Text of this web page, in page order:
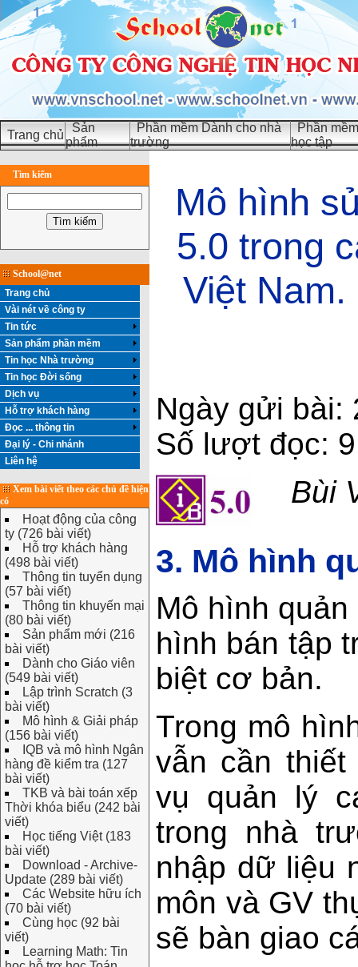
Trang chủ
Sản
phẩm
Phần mềm Dành cho nhà
trường
Phần
học tập
Tìm kiếm
School@net
Trang chủ
Vài nét về công ty
Tin tức
Sản phẩm phần mềm
Tin học Nhà trường
Tin học Đời sống
Dịch vụ
Hỗ trợ khách hàng
Đọc ... thông tin
Đại lý - Chi nhánh
Liên hệ
Xem bài viết theo các chủ đề hiện
có
Hoạt động của công
ty (726 bài viết)
Hỗ trợ khách hàng
(498 bài viết)
Thông tin tuyển dụng
(57 bài viết)
Thông tin khuyến mại
(80 bài viết)
Sản phẩm mới (216
bài viết)
Dành cho Giáo viên
(549 bài viết)
Lập trình Scratch (3
bài viết)
Mô hình & Giải pháp
(156 bài viết)
IQB và mô hình Ngân
hàng đề kiểm tra (127
bài viết)
TKB và bài toán xếp
Thời khóa biểu (242 bài
viết)
Học tiếng Việt (183
bài viết)
Download - Archive-
Update (289 bài viết)
Các Website hữu ích
(70 bài viết)
Cùng học (92 bài
viết)
Learning Math: Tin
Mô hình
5.0 trong
Việt
Ngày gửi bài:
Số lượt đọc:
Bùi
3. Mô hình
Mô hình
hình bán tập
biệt cơ bản.
Trong mô
vẫn cần thiết
vụ quản lý
trong nhà
nhập dữ liệu
môn và GV
sẽ bàn giao